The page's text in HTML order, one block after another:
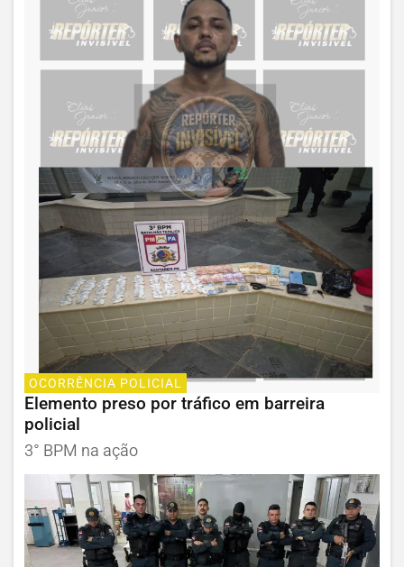
OCORRÊNCIA POLICIAL
Elemento preso por tráfico em barreira
policial
3° BPM na ação